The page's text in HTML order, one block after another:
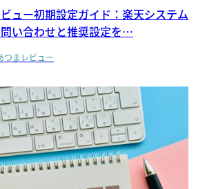
ュー初期設定ガイド：楽天システム
い合わせと推奨設定を…
つまレビュー